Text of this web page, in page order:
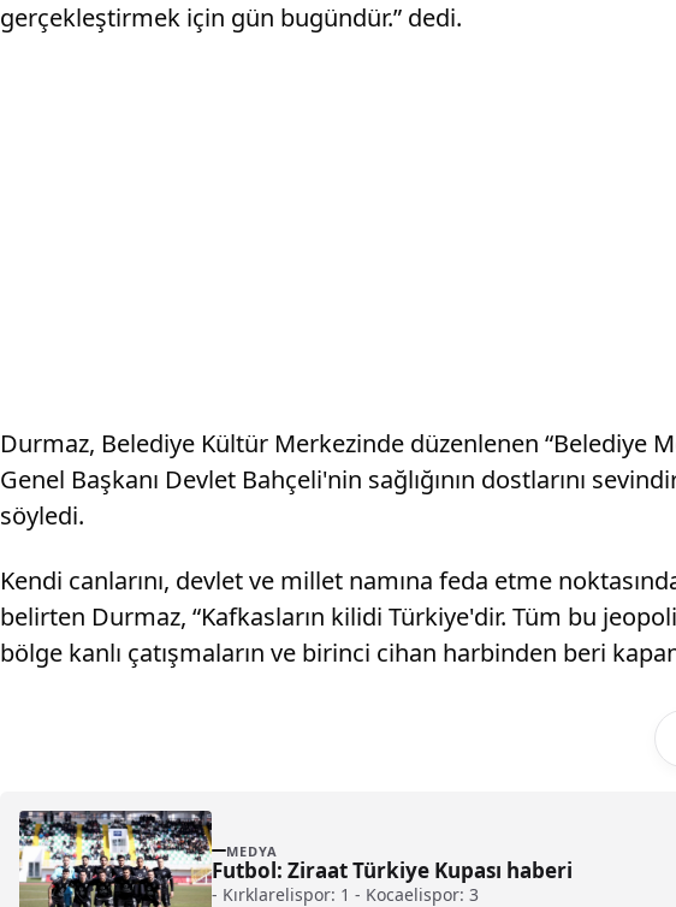
gerçekleştirmek için gün bugündür.” dedi.
Durmaz, Belediye Kültür Merkezinde düzenlenen “Belediye
Genel Başkanı Devlet Bahçeli'nin sağlığının dostlarını
söyledi.
Kendi canlarını, devlet ve millet namına feda etme
belirten Durmaz, “Kafkasların kilidi Türkiye'dir. Tüm bu
bölge kanlı çatışmaların ve birinci cihan harbinden beri
MEDYA
Futbol: Ziraat Türkiye Kupası haberi
- Kırklarelispor: 1 - Kocaelispor: 3